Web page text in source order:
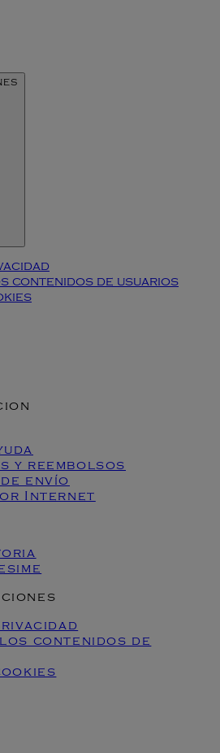
contenidos de usuarios
y reembolsos
envío
Internet
los contenidos de